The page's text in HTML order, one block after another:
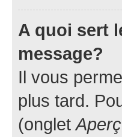
A quoi sert
message?
Il vous
plus tard.
(onglet